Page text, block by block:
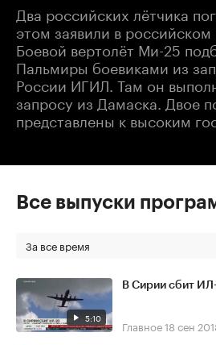
Два российских лётчика
этом заявили в
Боевой вертолёт Ми-25
Пальмиры боевиками из
России ИГИЛ. Там он
запросу из Дамаска. Двое
представлены к высоким
Все выпуски
За все время
5:10
В Сирии сбит
Главное18 сен